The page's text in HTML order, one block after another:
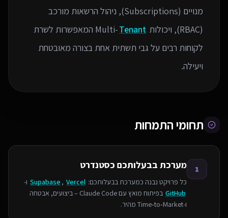
מנויים (Subscriptions), ניהול הרשאות מורכב
(RBAC), ויכולות Multi-
Tenant
המאפשרות לשרת
לקוחות רבים על גבי תשתית אחת בצורה מאובטחת
ויעילה.
תחומי התמחות
1 מערכת בבעלותכם כסטנדרט
כל פרויקט נבנה כמערכת בבעלותכם: Supabase , Vercel
ו-
GitHub
בפיתוח מואץ עם Claude Code – ביצועים, אבטחה
ו‑Time‑to‑Market מהיר.